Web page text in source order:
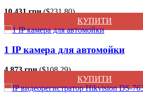
10 431 грн.($231.80)
КУПИТИ
1 IP камера для автомойки
4 873 грн.($108.29)
КУПИТИ